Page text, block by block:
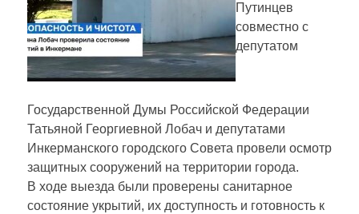
Путинцев
совместно с
депутатом
Государственной Думы Российской Федерации
Татьяной Георгиевной Лобач и депутатами
Инкерманского городского Совета провели осмотр
защитных сооружений на территории города.
В ходе выезда были проверены санитарное
состояние укрытий, их доступность и готовность к